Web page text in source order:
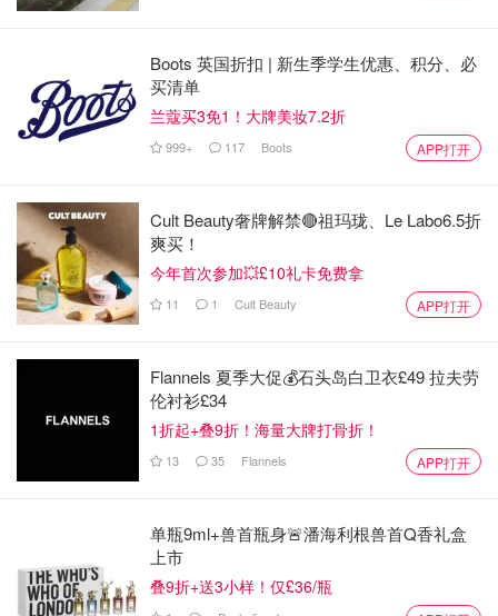
Boots 英国折扣 | 新生季学生优惠、积分、必
买清单
兰蔻买3免1！大牌美妆7.2折
999+ 117 Boots APP打开
Cult Beauty奢牌解禁🔴祖玛珑、Le Labo6.5折
爽买！
今年首次参加💥£10礼卡免费拿
11 1 Cult Beauty APP打开
Flannels 夏季大促💰石头岛白卫衣£49 拉夫劳
伦衬衫£34
1折起+叠9折！海量大牌打骨折！
13 35 Flannels APP打开
单瓶9ml+兽首瓶身🚨潘海利根兽首Q香礼盒
上市
叠9折+送3小样！仅£36/瓶